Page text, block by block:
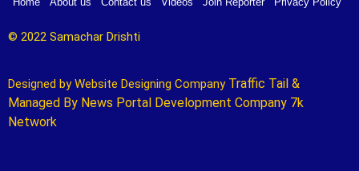
© 2022 Samachar Drishti
Designed by Website Designing Company Traffic Tail &
Managed By News Portal Development Company 7k
Network